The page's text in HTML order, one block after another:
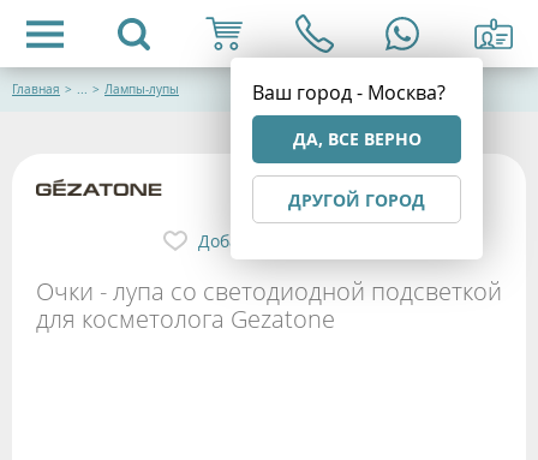
Ваш город - Москва?
ДА, ВСЕ ВЕРНО
ДРУГОЙ ГОРОД
Главная > ... > Лампы-лупы
Очки - лупа со светодиодной подсветкой
для косметолога Gezatone
Добавить в избранное